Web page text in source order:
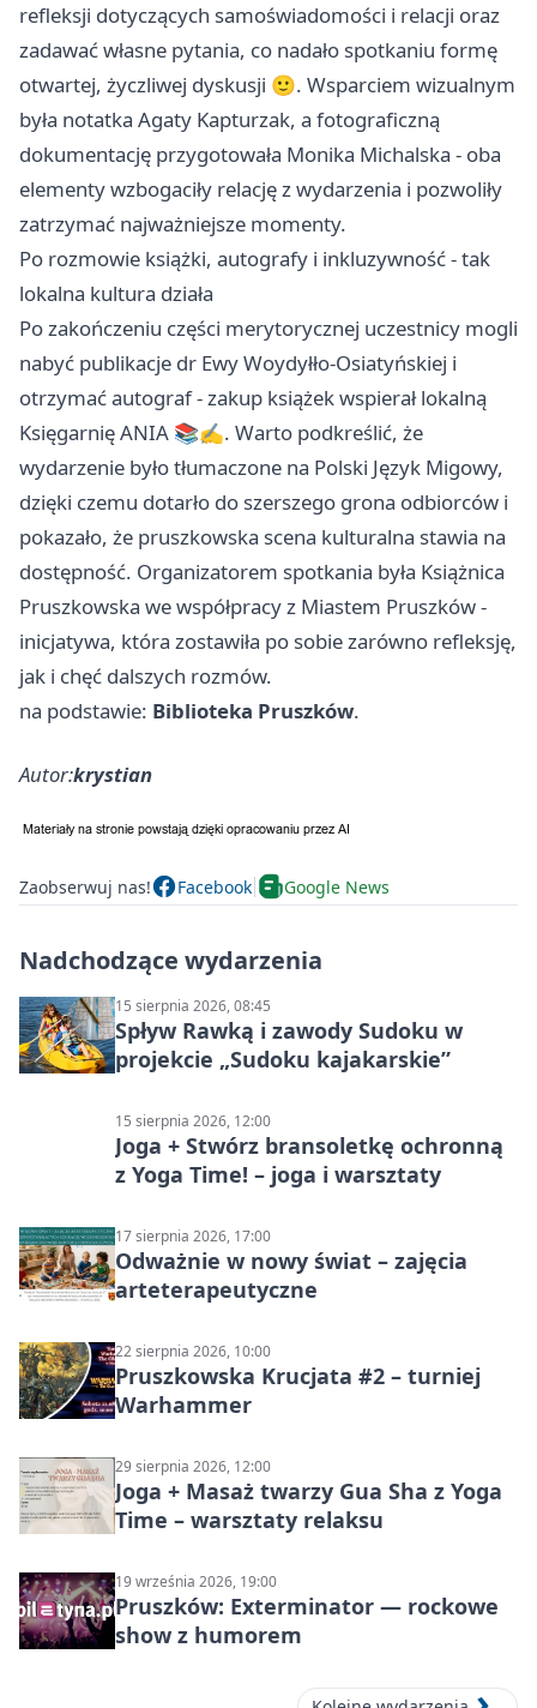
refleksji dotyczących samoświadomości i relacji oraz
zadawać własne pytania, co nadało spotkaniu formę
otwartej, życzliwej dyskusji 🙂. Wsparciem wizualnym
była notatka Agaty Kapturzak, a fotograficzną
dokumentację przygotowała Monika Michalska - oba
elementy wzbogaciły relację z wydarzenia i pozwoliły
zatrzymać najważniejsze momenty.
Po rozmowie książki, autografy i inkluzywność - tak
lokalna kultura działa
Po zakończeniu części merytorycznej uczestnicy mogli
nabyć publikacje dr Ewy Woydyłło-Osiatyńskiej i
otrzymać autograf - zakup książek wspierał lokalną
Księgarnię ANIA 📚✍️. Warto podkreślić, że
wydarzenie było tłumaczone na Polski Język Migowy,
dzięki czemu dotarło do szerszego grona odbiorców i
pokazało, że pruszkowska scena kulturalna stawia na
dostępność. Organizatorem spotkania była Książnica
Pruszkowska we współpracy z Miastem Pruszków -
inicjatywa, która zostawiła po sobie zarówno refleksję,
jak i chęć dalszych rozmów.
na podstawie: Biblioteka Pruszków.
Autor:krystian
Zaobserwuj nas! Facebook Google News
Nadchodzące wydarzenia
15 sierpnia 2026, 08:45
Spływ Rawką i zawody Sudoku w
projekcie „Sudoku kajakarskie”
15 sierpnia 2026, 12:00
Joga + Stwórz bransoletkę ochronną
z Yoga Time! – joga i warsztaty
17 sierpnia 2026, 17:00
Odważnie w nowy świat – zajęcia
arteterapeutyczne
22 sierpnia 2026, 10:00
Pruszkowska Krucjata #2 – turniej
Warhammer
29 sierpnia 2026, 12:00
Joga + Masaż twarzy Gua Sha z Yoga
Time – warsztaty relaksu
19 września 2026, 19:00
Pruszków: Exterminator — rockowe
show z humorem